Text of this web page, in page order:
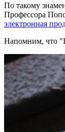
По такому
Профессора
электронная
Напомним, что